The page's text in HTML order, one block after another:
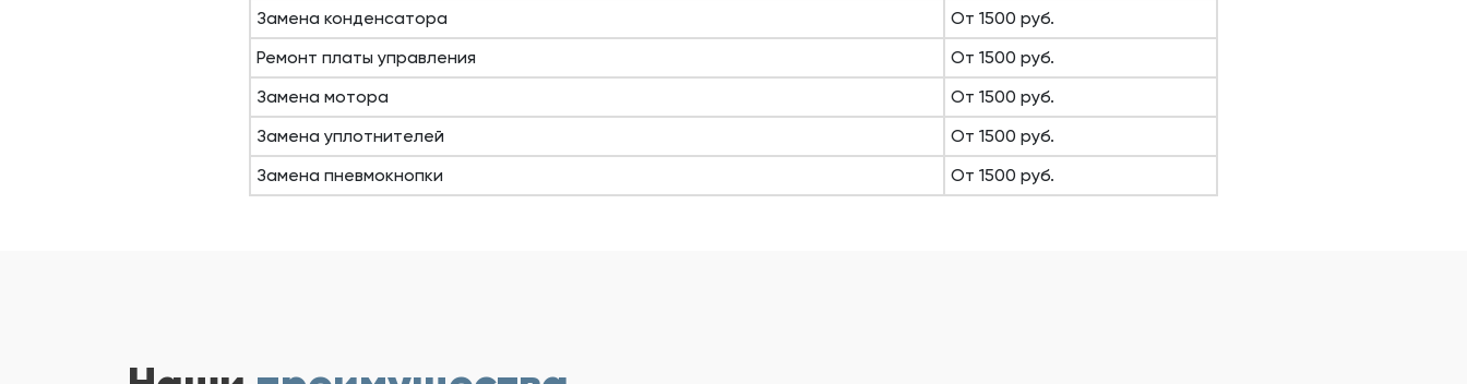
Замена конденсатора
От 1500 руб.
Ремонт платы управления
От 1500 руб.
Замена мотора
От 1500 руб.
Замена уплотнителей
От 1500 руб.
Замена пневмокнопки
От 1500 руб.